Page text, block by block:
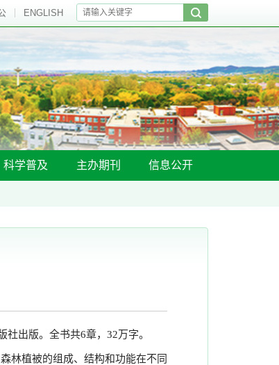
ENGLISH
科学普及 主办期刊 信息公开
社出版。全书共6章， 32万字。
林植被的组成、结构和功能在不同